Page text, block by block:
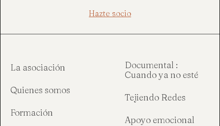
Hazte socio
La asociación
Quienes somos
Formación
Documental :
Cuando ya no esté
Tejiendo Redes
Apoyo emocional